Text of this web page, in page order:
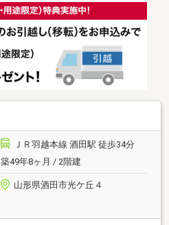
ＪＲ羽越本線 酒田駅 徒歩34分
築49年8ヶ月 / 2階建
山形県酒田市光ケ丘４